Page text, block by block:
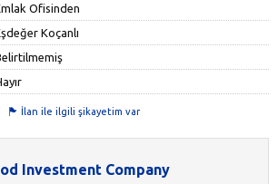
Ofisinden
Koçanlı
İlan ile ilgili şikayetim var
Investment Company